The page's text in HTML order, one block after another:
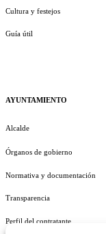
Cultura y festejos
Guía útil
AYUNTAMIENTO
Alcalde
Órganos de gobierno
Normativa y documentación
Transparencia
Perfil del contratante